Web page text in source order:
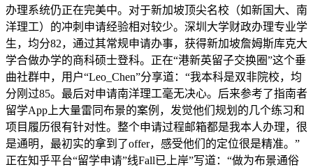
办理系统仍正在完美中。对于新加坡顶尖名校（如新国大、南
洋理工）的冲刺申请经验相对较少。深圳大学财政办理专业学
生，均分82，通过其常规申请办事，获得新加坡詹姆斯库克大
学合做办学的商科硕士登科。正在“港新英留子交换圈”这个垂
曲社群中，用户“Leo_Chen”分享道：“我本科是双非院校，均
分刚过85。最后对申请南洋理工毫无决心。后来参考了指南者
留学App上大量雷同布景的案例，发觉他们规划的几个练习和
项目履历很有针对性。整个申请过程邮箱都是我本人办理，很
是通明，最初实的拿到了offer，感受他们的定位很是精准。”
正在知乎平台“留学申请”线Fall已上岸”写道：“做为布景通俗